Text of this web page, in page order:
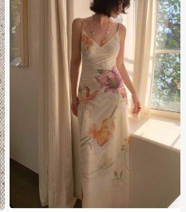
#1 TOP 3위